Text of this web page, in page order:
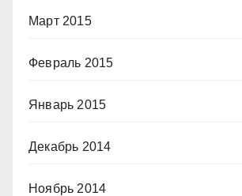
Март 2015
Февраль 2015
Январь 2015
Декабрь 2014
Ноябрь 2014